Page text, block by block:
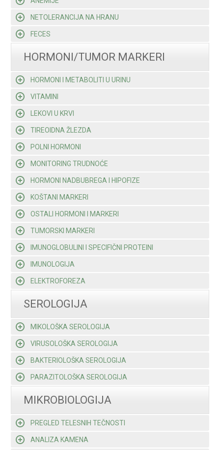
NETOLERANCIJA NA HRANU
FECES
HORMONI/TUMOR MARKERI
HORMONI I METABOLITI U URINU
VITAMINI
LEKOVI U KRVI
TIREOIDNA ŽLEZDA
POLNI HORMONI
MONITORING TRUDNOĆE
HORMONI NADBUBREGA I HIPOFIZE
KOŠTANI MARKERI
OSTALI HORMONI I MARKERI
TUMORSKI MARKERI
IMUNOGLOBULINI I SPECIFIČNI PROTEINI
IMUNOLOGIJA
ELEKTROFOREZA
SEROLOGIJA
MIKOLOŠKA SEROLOGIJA
VIRUSOLOŠKA SEROLOGIJA
BAKTERIOLOŠKA SEROLOGIJA
PARAZITOLOŠKA SEROLOGIJA
MIKROBIOLOGIJA
PREGLED TELESNIH TEČNOSTI
ANALIZA KAMENA